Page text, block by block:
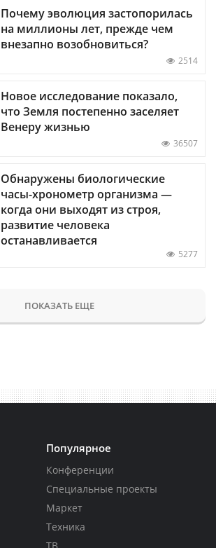
Почему эволюция застопорилась
на миллионы лет, прежде чем
внезапно возобновиться?
2514
Новое исследование показало,
что Земля постепенно заселяет
Венеру жизнью
36507
Обнаружены биологические
часы-хронометр организма —
когда они выходят из строя,
развитие человека
останавливается
5277
ПОКАЗАТЬ ЕЩЕ
Популярное
Конференции
Специальные проекты
Маркет
Техника